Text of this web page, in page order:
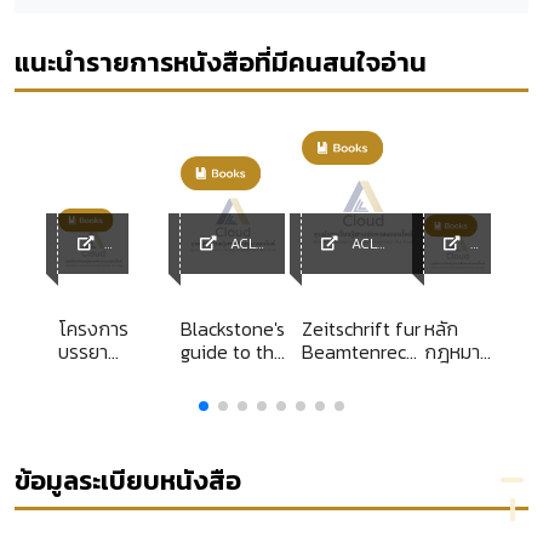
แนะนำรายการหนังสือที่มีคนสนใจอ่าน
โครงการ
บรรยาย
ถาวรได้
อย่างไร"
ACL
Blackstone's
guide to the
justice &
public order
Zeitschrift fur
Beamtenrecht
2023
หลัก
กฎหมาย
ข้อมูลระเบียบหนังสือ